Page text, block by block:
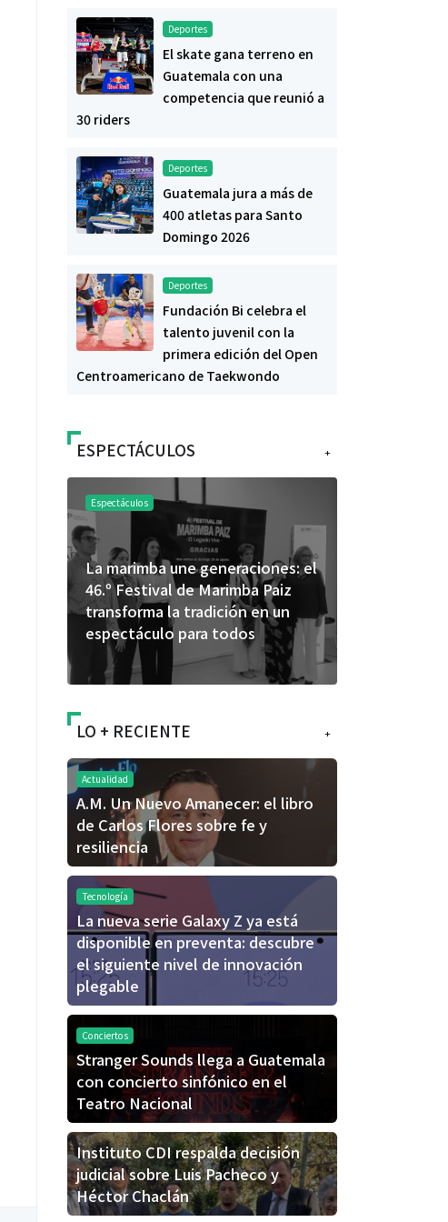
Deportes
El skate gana terreno en
Guatemala con una
competencia que reunió a
30 riders
Deportes
Guatemala jura a más de
400 atletas para Santo
Domingo 2026
Deportes
Fundación Bi celebra el
talento juvenil con la
primera edición del Open
Centroamericano de Taekwondo
+
ESPECTÁCULOS
Espectáculos
La marimba une generaciones: el
46.º Festival de Marimba Paiz
transforma la tradición en un
espectáculo para todos
+
LO + RECIENTE
Actualidad
A.M. Un Nuevo Amanecer: el libro
de Carlos Flores sobre fe y
resiliencia
Tecnología
La nueva serie Galaxy Z ya está
disponible en preventa: descubre
el siguiente nivel de innovación
plegable
Conciertos
Stranger Sounds llega a Guatemala
con concierto sinfónico en el
Teatro Nacional
Instituto CDI respalda decisión
judicial sobre Luis Pacheco y
Héctor Chaclán